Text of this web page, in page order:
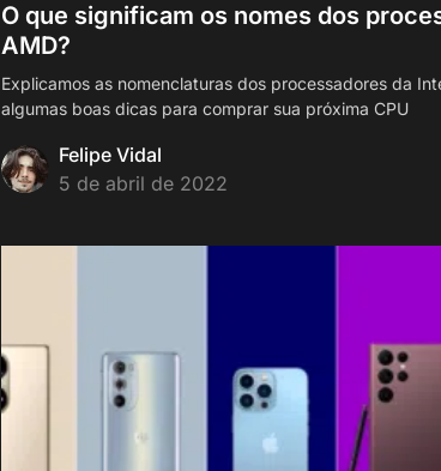
O que significam os nomes dos
AMD?
Explicamos as nomenclaturas dos processadores da
algumas boas dicas para comprar sua próxima CPU
Felipe Vidal
5 de abril de 2022